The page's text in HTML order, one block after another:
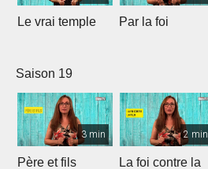
Le vrai temple Par la foi
Saison 19
3 min
Père et fils
2 min
La foi contre la